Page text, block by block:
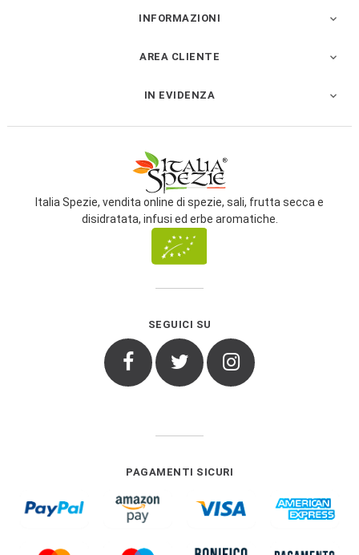
INFORMAZIONI 
AREA CLIENTE 
IN EVIDENZA 
Italia Spezie, vendita online di spezie, sali, frutta secca e
disidratata, infusi ed erbe aromatiche.
SEGUICI SU
Facebook Twitter Instagram
PAGAMENTI SICURI